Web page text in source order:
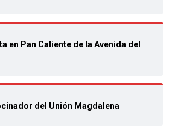
en Pan Caliente de la Avenida del
del Unión Magdalena